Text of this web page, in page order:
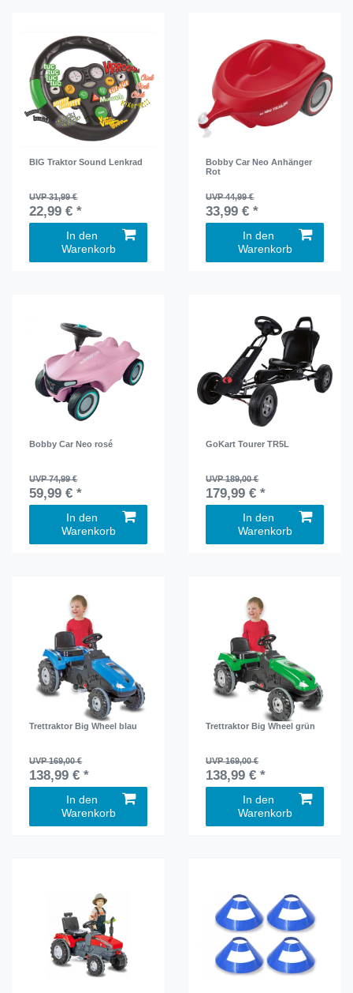
BIG Traktor Sound Lenkrad
UVP 31,99 €
22,99 € *
In den
Warenkorb
Bobby Car Neo Anhänger
Rot
UVP 44,99 €
33,99 € *
In den
Warenkorb
Bobby Car Neo rosé
UVP 74,99 €
59,99 € *
In den
Warenkorb
GoKart Tourer TR5L
UVP 189,00 €
179,99 € *
In den
Warenkorb
Trettraktor Big Wheel blau
UVP 169,00 €
138,99 € *
In den
Warenkorb
Trettraktor Big Wheel grün
UVP 169,00 €
138,99 € *
In den
Warenkorb